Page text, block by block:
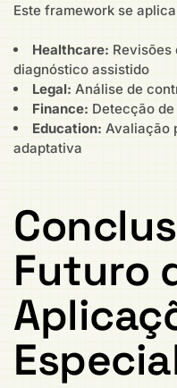
Este framework se
Healthcare: Revisões
diagnóstico assistido
Legal: Análise de
Finance: Detecção
Education: Avaliação
adaptativa
Futuro